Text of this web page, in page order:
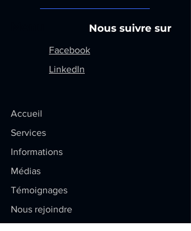
Nous suivre sur
Facebook
LinkedIn
Accueil
Services
Informations
Médias
Témoignages
Nous rejoindre